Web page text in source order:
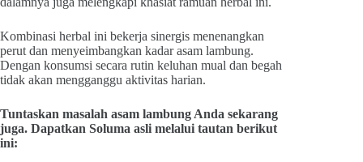
Kombinasi herbal ini bekerja sinergis menenangkan
perut dan menyeimbangkan kadar asam lambung.
Dengan konsumsi secara rutin keluhan mual dan begah
tidak akan mengganggu aktivitas harian.
Tuntaskan masalah asam lambung Anda sekarang
juga. Dapatkan Soluma asli melalui tautan berikut
ini: